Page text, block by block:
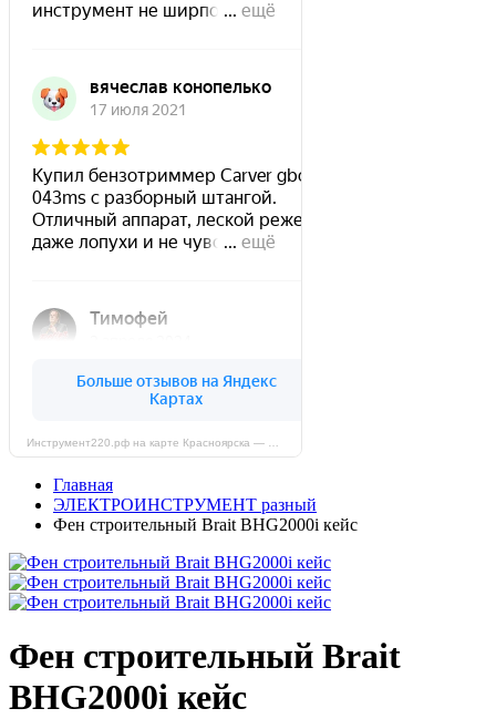
Главная
ЭЛЕКТРОИНСТРУМЕНТ разный
Фен строительный Brait BHG2000i кейс
Фен строительный Brait
BHG2000i кейс